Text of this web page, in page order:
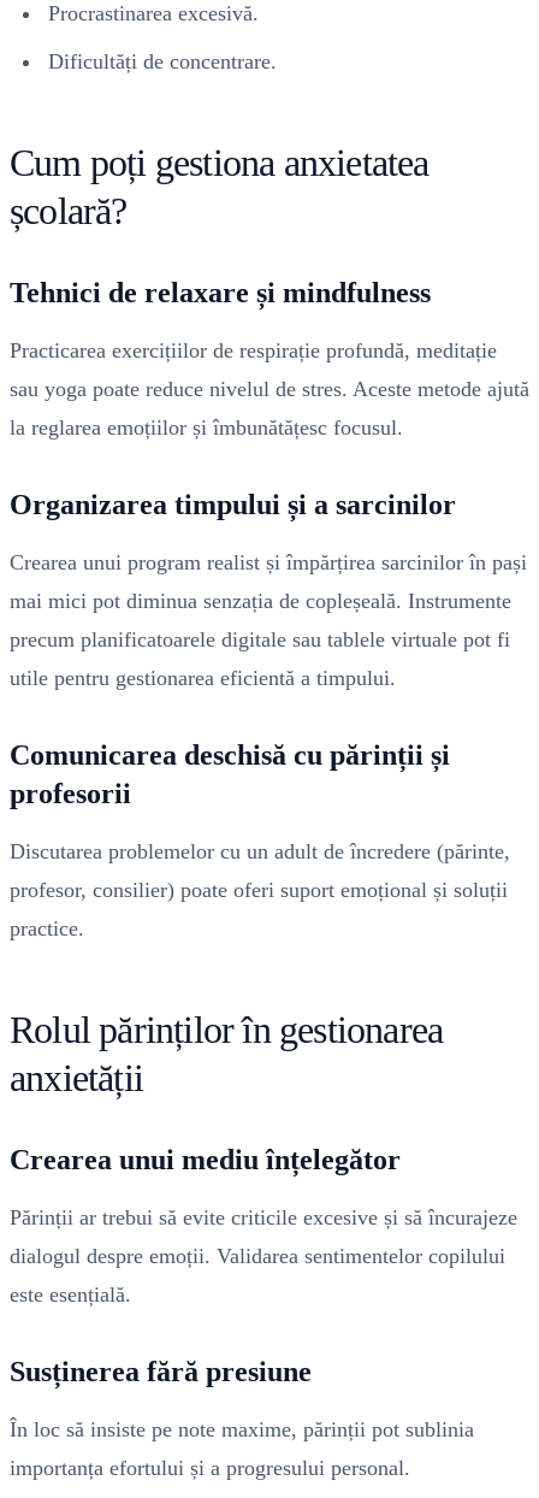
Procrastinarea excesivă.
Dificultăți de concentrare.
Cum poți gestiona anxietatea
școlară?
Tehnici de relaxare și mindfulness
Practicarea exercițiilor de respirație profundă, meditație
sau yoga poate reduce nivelul de stres. Aceste metode ajută
la reglarea emoțiilor și îmbunătățesc focusul.
Organizarea timpului și a sarcinilor
Crearea unui program realist și împărțirea sarcinilor în pași
mai mici pot diminua senzația de copleșeală. Instrumente
precum planificatoarele digitale sau tablele virtuale pot fi
utile pentru gestionarea eficientă a timpului.
Comunicarea deschisă cu părinții și
profesorii
Discutarea problemelor cu un adult de încredere (părinte,
profesor, consilier) poate oferi suport emoțional și soluții
practice.
Rolul părinților în gestionarea
anxietății
Crearea unui mediu înțelegător
Părinții ar trebui să evite criticile excesive și să încurajeze
dialogul despre emoții. Validarea sentimentelor copilului
este esențială.
Susținerea fără presiune
În loc să insiste pe note maxime, părinții pot sublinia
importanța efortului și a progresului personal.